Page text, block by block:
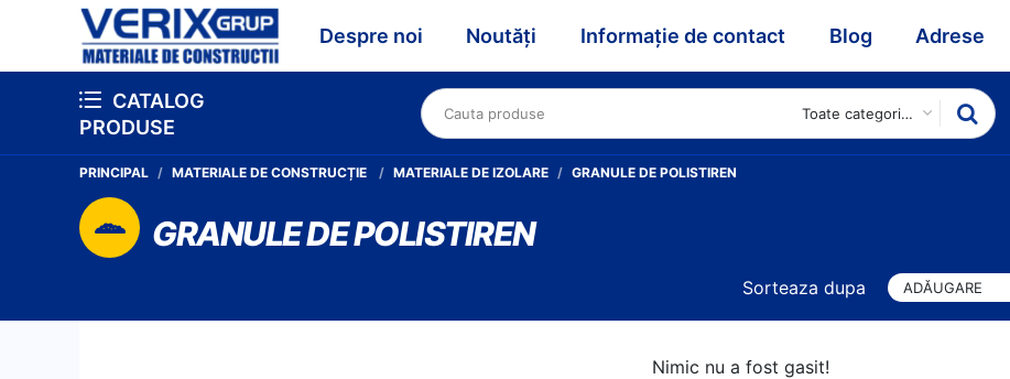
Despre noi Noutăți Informație de contact Blog Adrese
CATALOG
PRODUSE
Toate categoriile
PRINCIPAL MATERIALE DE CONSTRUCȚIE MATERIALE DE IZOLARE GRANULE DE POLISTIREN
GRANULE DE POLISTIREN
Sorteaza dupa ADĂUGARE
Nimic nu a fost gasit!